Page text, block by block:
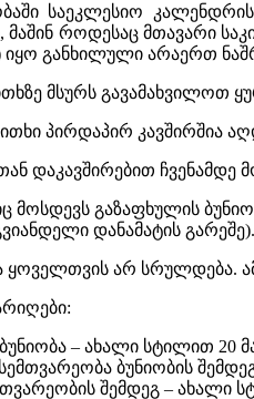
საეკლესიო
მაშინ როდესაც მთავარი
განხილული არაერთ
მსურს გავამახვილოთ
პირდაპირ კავშირშია
დაკავშირებით ჩვენამდე
გაზაფხულის
დანამატის გარეშე).
არ სრულდება.
– ახალი სტილით 20
ბუნიობის
შემდეგ – ახალი